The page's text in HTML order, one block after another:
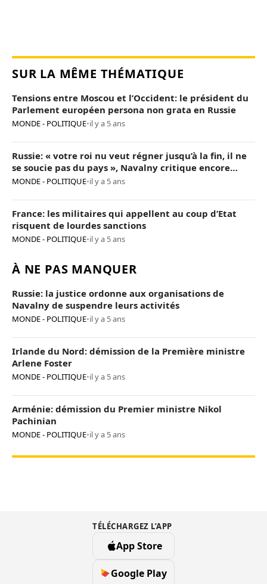
SUR LA MÊME THÉMATIQUE
Tensions entre Moscou et l’Occident: le président du
Parlement européen persona non grata en Russie
MONDE - POLITIQUE•il y a 5 ans
Russie: « votre roi nu veut régner jusqu’à la fin, il ne
se soucie pas du pays », Navalny critique encore
Poutine
MONDE - POLITIQUE•il y a 5 ans
France: les militaires qui appellent au coup d’Etat
risquent de lourdes sanctions
MONDE - POLITIQUE•il y a 5 ans
À NE PAS MANQUER
Russie: la justice ordonne aux organisations de
Navalny de suspendre leurs activités
MONDE - POLITIQUE•il y a 5 ans
Irlande du Nord: démission de la Première ministre
Arlene Foster
MONDE - POLITIQUE•il y a 5 ans
Arménie: démission du Premier ministre Nikol
Pachinian
MONDE - POLITIQUE•il y a 5 ans
TÉLÉCHARGEZ L’APP
App Store
Google Play